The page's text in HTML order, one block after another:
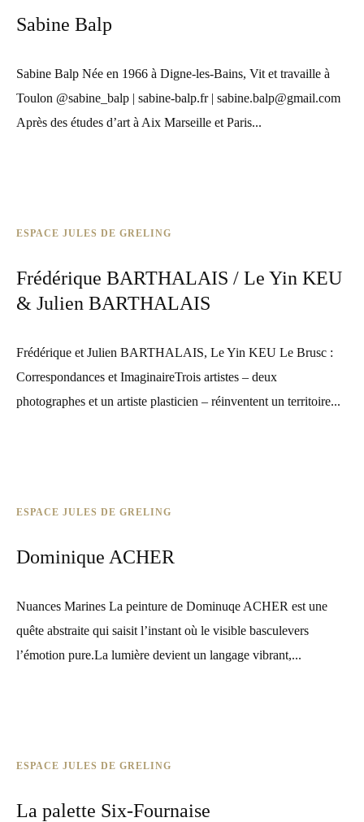
Sabine Balp
Sabine Balp Née en 1966 à Digne-les-Bains, Vit et travaille à
Toulon @sabine_balp | sabine-balp.fr | sabine.balp@gmail.com
Après des études d’art à Aix Marseille et Paris...
ESPACE JULES DE GRELING
Frédérique BARTHALAIS / Le Yin KEU
& Julien BARTHALAIS
Frédérique et Julien BARTHALAIS, Le Yin KEU Le Brusc :
Correspondances et ImaginaireTrois artistes – deux
photographes et un artiste plasticien – réinventent un territoire...
ESPACE JULES DE GRELING
Dominique ACHER
Nuances Marines La peinture de Dominuqe ACHER est une
quête abstraite qui saisit l’instant où le visible basculevers
l’émotion pure.La lumière devient un langage vibrant,...
ESPACE JULES DE GRELING
La palette Six-Fournaise